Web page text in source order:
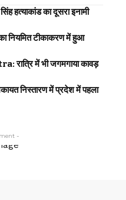
का दूसरा इनामी
टीकाकरण में हुआ
में भी जगमगाया कावड़
निस्तारण में प्रदेश में पहला
-